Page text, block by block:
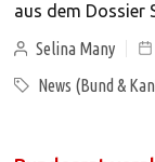
aus dem Dossier
Selina Many
News (Bund &